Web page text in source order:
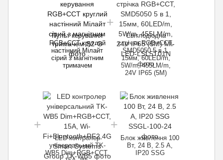
Пульт керування
RGB+CCT круглий
настінний Мілайт
сірий з магнітним
тримачем
Світлодіодна
стрічка RGB+CCT,
SMD5050 5 в 1,
15мм, 60LED/m,
5W/m, 455LM/m,
24V IP65 (5M)
LED контролер
універсальний TK-
WB5 Dim+RGB+CCT,
Блок живлення 100
Вт, 24 В, 2.5 А,
ІР20 SSG